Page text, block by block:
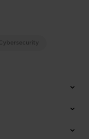
Cybersecurity